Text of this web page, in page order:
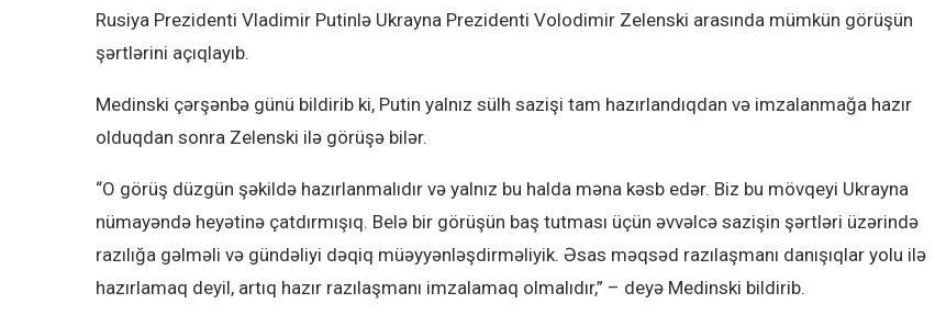
Rusiya Prezidenti Vladimir Putinlə Ukrayna Prezidenti Volodimir Zelenski arasında mümkün görüşün
şərtlərini açıqlayıb.
Medinski çərşənbə günü bildirib ki, Putin yalnız sülh sazişi tam hazırlandıqdan və imzalanmağa hazır
olduqdan sonra Zelenski ilə görüşə bilər.
“O görüş düzgün şəkildə hazırlanmalıdır və yalnız bu halda məna kəsb edər. Biz bu mövqeyi Ukrayna
nümayəndə heyətinə çatdırmışıq. Belə bir görüşün baş tutması üçün əvvəlcə sazişin şərtləri üzərində
razılığa gəlməli və gündəliyi dəqiq müəyyənləşdirməliyik. Əsas məqsəd razılaşmanı danışıqlar yolu ilə
hazırlamaq deyil, artıq hazır razılaşmanı imzalamaq olmalıdır,” – deyə Medinski bildirib.